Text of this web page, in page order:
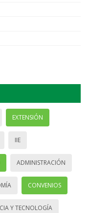
EXTENSIÓN
IIE
ADMINISTRACIÓN
CONVENIOS
Y TECNOLOGÍA